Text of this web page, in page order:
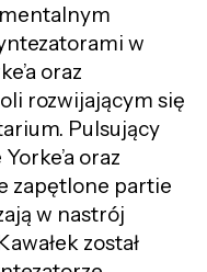
w
oraz
rozwijającym się
Pulsujący
oraz
zapętlone partie
w nastrój
został